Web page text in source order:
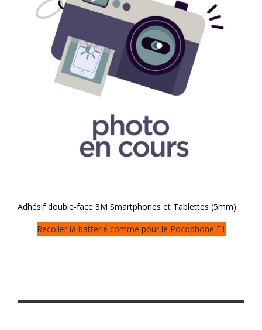
Adhésif double-face 3M Smartphones et Tablettes (5mm)
Recoller la batterie comme pour le Pocophone F1